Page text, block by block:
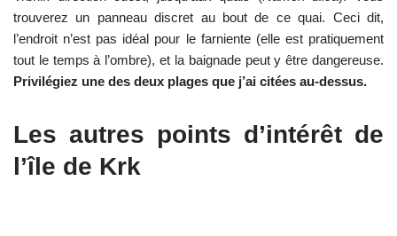
trouverez un panneau discret au bout de ce quai. Ceci dit,
l’endroit n’est pas idéal pour le farniente (elle est pratiquement
tout le temps à l’ombre), et la baignade peut y être dangereuse.
Privilégiez une des deux plages que j’ai citées au-dessus.
Les autres points d’intérêt de
l’île de Krk